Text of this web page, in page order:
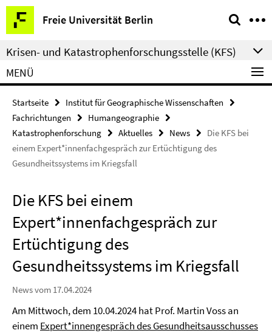
Springe
direkt
zu
Inhalt
Freie Universität Berlin
Service-
Navigation
Krisen- und Katastrophenforschungsstelle (KFS)
MENÜ
Startseite
Institut für Geographische Wissenschaften
Fachrichtungen
Humangeographie
Katastrophenforschung
Aktuelles News
Die KFS bei
einem Expert*innenfachgespräch zur Ertüchtigung des
Gesundheitssystems im Kriegsfall
Die KFS bei einem
Expert*innenfachgespräch zur
Ertüchtigung des
Gesundheitssystems im Kriegsfall
News vom 17.04.2024
Am Mittwoch, dem 10.04.2024 hat Prof. Martin Voss an
einem Expert*innengespräch des Gesundheitsausschusses